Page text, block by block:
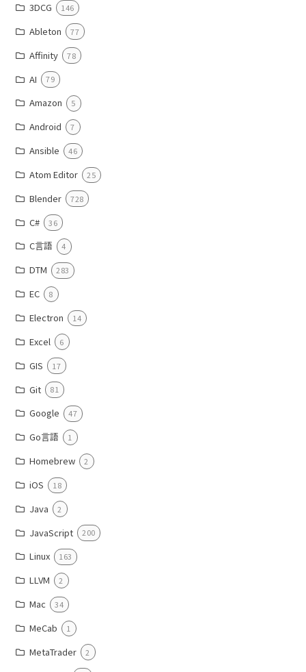
3DCG 146
Ableton 77
Affinity 78
AI 79
Amazon 5
Android 7
Ansible 46
Atom Editor 25
Blender 728
C# 36
C言語 4
DTM 283
EC 8
Electron 14
Excel 6
GIS 17
Git 81
Google 47
Go言語 1
Homebrew 2
iOS 18
Java 2
JavaScript 200
Linux 163
LLVM 2
Mac 34
MeCab 1
MetaTrader 2